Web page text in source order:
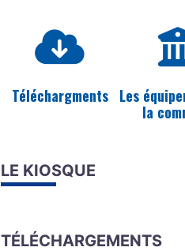
Téléchargments Les
la
LE KIOSQUE
TÉLÉCHARGEMENTS